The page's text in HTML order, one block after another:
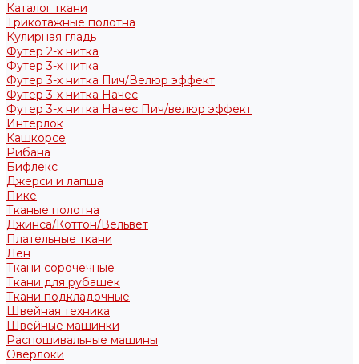
Каталог ткани
Трикотажные полотна
Кулирная гладь
Футер 2-х нитка
Футер 3-х нитка
Футер 3-х нитка Пич/Велюр эффект
Футер 3-х нитка Начес
Футер 3-х нитка Начес Пич/велюр эффект
Интерлок
Кашкорсе
Рибана
Бифлекс
Джерси и лапша
Пике
Тканые полотна
Джинса/Коттон/Вельвет
Плательные ткани
Лён
Ткани сорочечные
Ткани для рубашек
Ткани подкладочные
Швейная техника
Швейные машинки
Распошивальные машины
Оверлоки